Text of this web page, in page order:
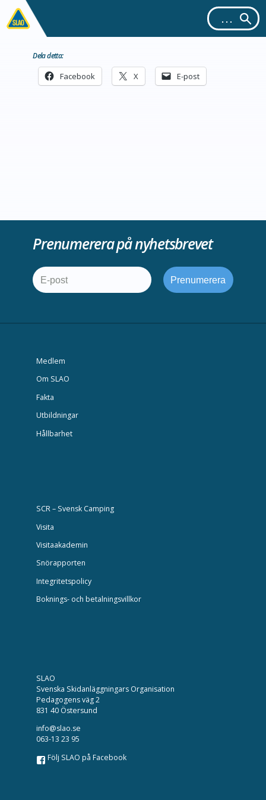
Dela detta:
Facebook X E-post
Prenumerera på nyhetsbrevet
Medlem
Om SLAO
Fakta
Utbildningar
Hållbarhet
SCR – Svensk Camping
Visita
Visitaakademin
Snörapporten
Integritetspolicy
Boknings- och betalningsvillkor
SLAO
Svenska Skidanläggningars Organisation
Pedagogens väg 2
831 40 Östersund
info@slao.se
063-13 23 95
Följ SLAO på Facebook